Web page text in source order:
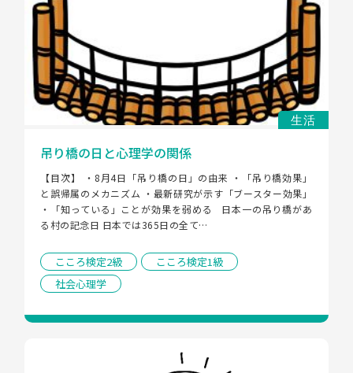
生活
吊り橋の日と心理学の関係
【目次】 ・8月4日「吊り橋の日」の由来 ・「吊り橋効果」
と誤帰属のメカニズム ・最新研究が示す「ブースター効果」
・「知っている」ことが効果を弱める   日本一の吊り橋があ
る村の記念日 日本では365日の全て…
こころ検定2級
こころ検定1級
社会心理学